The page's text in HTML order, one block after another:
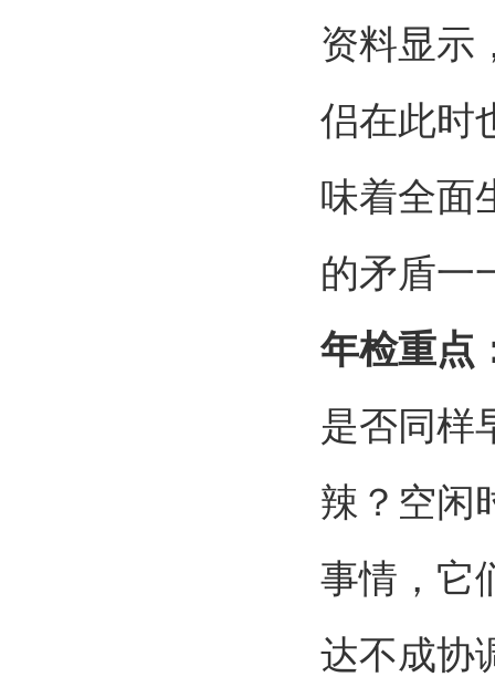
资料显示
侣在此时
味着全面
的矛盾一
年检重点
是否同样
辣？空闲
事情，它
达不成协